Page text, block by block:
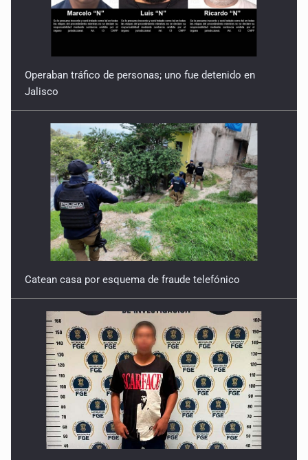
Operaban tráfico de personas; uno fue detenido en
Jalisco
Catean casa por esquema de fraude telefónico